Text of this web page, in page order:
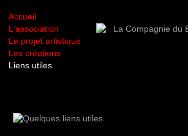
Accueil
L'association
Le projet artistique
Les créations
Liens utiles